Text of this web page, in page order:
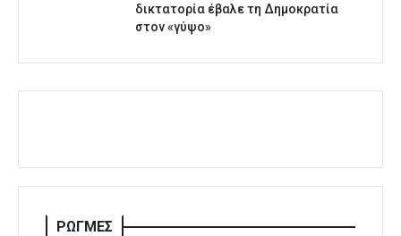
δικτατορία έβαλε τη Δημοκρατία
στον «γύψο»
ΡΩΓΜΕΣ